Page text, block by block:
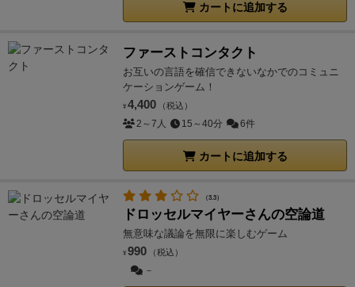
カートに追加する
ファーストコンタクト
お互いの言語を確信できないなかでのコミュニ
ケーションゲーム！
¥ 4,400 （税込）
2～7人 15～40分 6件
カートに追加する
（3.3）
ドロッセルマイヤーさんの空論道
無意味な議論を無限に楽しむゲーム
¥ 990 （税込）
－